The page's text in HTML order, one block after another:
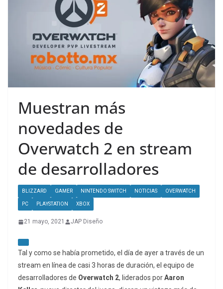
Muestran más
novedades de
Overwatch 2 en stream
de desarrolladores
BLIZZARD GAMER NINTENDO SWITCH NOTICIAS OVERWATCH
PC PLAYSTATION XBOX
21 mayo, 2021 JAP Diseño
Tal y como se había prometido, el día de ayer a través de un
stream en línea de casi 3 horas de duración, el equipo de
desarrolladores de Overwatch 2, liderados porAaron